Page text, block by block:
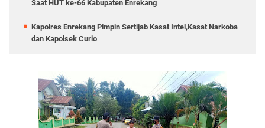
Saat HUT ke-66 Kabupaten Enrekang
Kapolres Enrekang Pimpin Sertijab Kasat Intel,Kasat Narkoba
dan Kapolsek Curio